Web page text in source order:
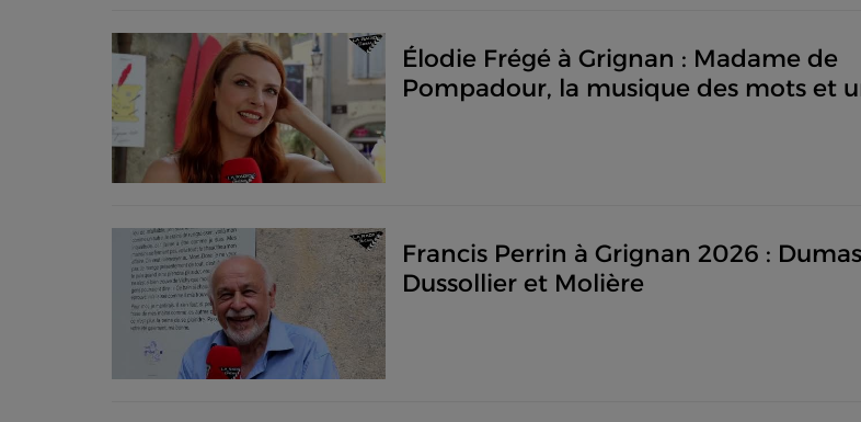
Élodie Frégé à Grignan : Madame de
Pompadour, la musique des mots et
Francis Perrin à Grignan 2026 :
Dussollier et Molière